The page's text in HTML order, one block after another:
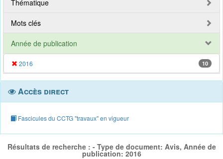
Thématique
Mots clés
Année de publication
2016 10
Accès direct
Fascicules du CCTG "travaux" en vigueur
Résultats de recherche : - Type de document: Avis, Année de
publication: 2016